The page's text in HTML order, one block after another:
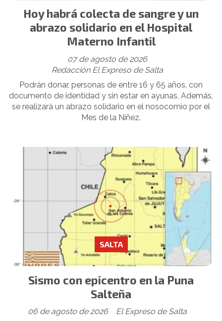
Hoy habrá colecta de sangre y un
abrazo solidario en el Hospital
Materno Infantil
Redacción El Expreso de Salta
07 de agosto de 2026
Podrán donar, personas de entre 16 y 65 años, con
documento de identidad y sin estar en ayunas. Además,
se realizará un abrazo solidario en el nosocomio por el
Mes de la Niñez.
Sismo con epicentro en la Puna
Salteña
El Expreso de Salta
SALTA
06 de agosto de 2026